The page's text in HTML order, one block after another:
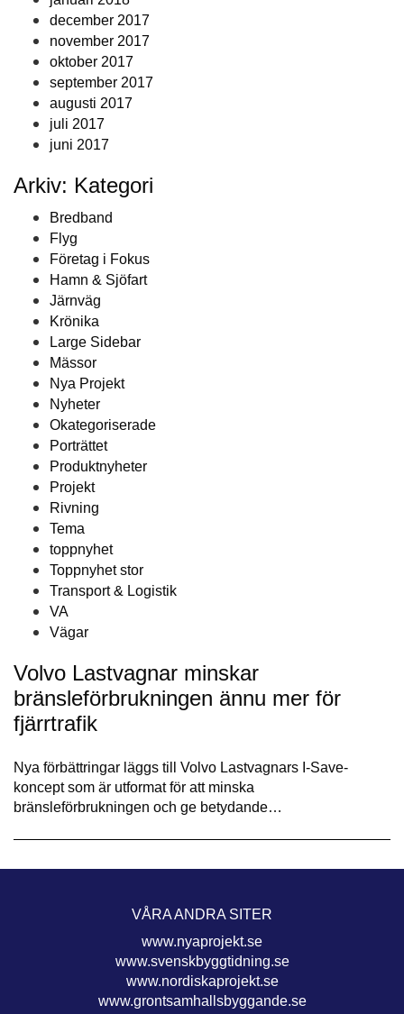
december 2017
november 2017
oktober 2017
september 2017
augusti 2017
juli 2017
juni 2017
Arkiv: Kategori
Bredband
Flyg
Företag i Fokus
Hamn & Sjöfart
Järnväg
Krönika
Large Sidebar
Mässor
Nya Projekt
Nyheter
Okategoriserade
Porträttet
Produktnyheter
Projekt
Rivning
Tema
toppnyhet
Toppnyhet stor
Transport & Logistik
VA
Vägar
Volvo Lastvagnar minskar
bränsleförbrukningen ännu mer för
fjärrtrafik
Nya förbättringar läggs till Volvo Lastvagnars I-Save-
koncept som är utformat för att minska
bränsleförbrukningen och ge betydande…
VÅRA ANDRA SITER
www.nyaprojekt.se
www.svenskbyggtidning.se
www.nordiskaprojekt.se
www.grontsamhallsbyggande.se